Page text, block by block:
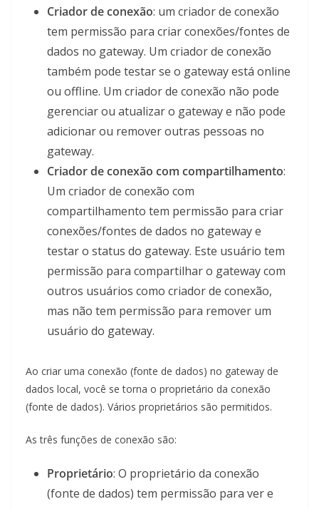
Criador de conexão: um criador de conexão
tem permissão para criar conexões/fontes de
dados no gateway. Um criador de conexão
também pode testar se o gateway está online
ou offline. Um criador de conexão não pode
gerenciar ou atualizar o gateway e não pode
adicionar ou remover outras pessoas no
gateway.
Criador de conexão com compartilhamento:
Um criador de conexão com
compartilhamento tem permissão para criar
conexões/fontes de dados no gateway e
testar o status do gateway. Este usuário tem
permissão para compartilhar o gateway com
outros usuários como criador de conexão,
mas não tem permissão para remover um
usuário do gateway.
Ao criar uma conexão (fonte de dados) no gateway de
dados local, você se torna o proprietário da conexão
(fonte de dados). Vários proprietários são permitidos.
As três funções de conexão são:
Proprietário: O proprietário da conexão
(fonte de dados) tem permissão para ver e